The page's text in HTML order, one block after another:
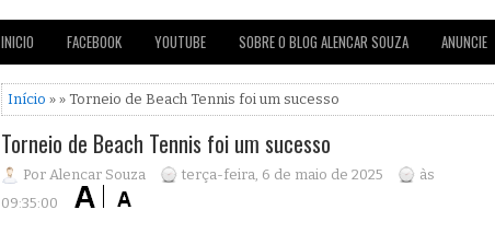
INICIO FACEBOOK YOUTUBE SOBRE O BLOG ALENCAR SOUZA ANUNCIE
Início » » Torneio de Beach Tennis foi um sucesso
Torneio de Beach Tennis foi um sucesso
Por Alencar Souza terça-feira, 6 de maio de 2025
às
09:35:00